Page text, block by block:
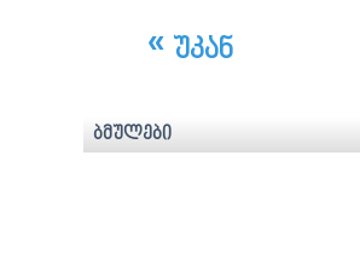
უკან
ბმულები